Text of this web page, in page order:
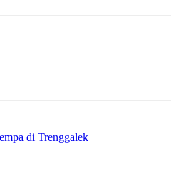
di Trenggalek